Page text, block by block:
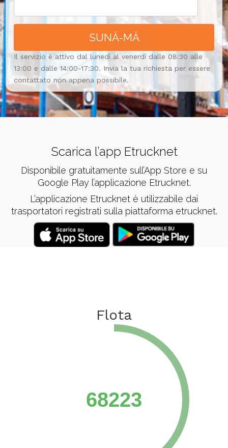
Il servizio è attivo dal lunedì al venerdì dalle 08:30 alle
13:00 e dalle 14:00-17:30. Invia la tua richiesta per essere
contattato non appena possibile.
Scarica l’app Etrucknet
Disponibile gratuitamente sull’App Store e su
Google Play l’applicazione Etrucknet.
L’applicazione Etrucknet è utilizzabile dai
trasportatori registrati sulla piattaforma etrucknet.
Flota
68223